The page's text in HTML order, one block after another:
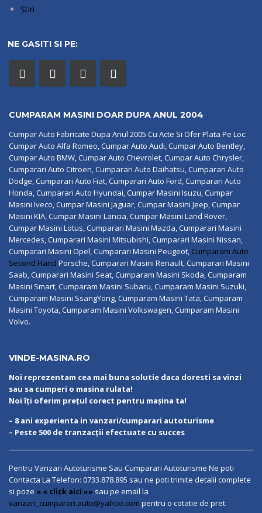
Stiri
NE GASITI SI PE:
CUMPARAM MASINI DOAR DUPA ANUL 2004
Cumpar Auto Fabricate Dupa Anul 2005 Cu Acte Si Ofer Plata Pe Loc:
Cumpar Auto Alfa Romeo, Cumpar Auto Audi, Cumpar Auto Bentley,
Cumpar Auto BMW, Cumpar Auto Chevrolet, Cumpar Auto Chrysler,
Cumparari Auto Citroen, Cumparari Auto Daihatsu, Cumparari Auto
Dodge, Cumparari Auto Fiat, Cumparari Auto Ford, Cumparari Auto
Honda, Cumparari Auto Hyundai, Cumpar Masini Isuzu, Cumpar
Masini Iveco, Cumpar Masini Jaguar, Cumpar Masini Jeep, Cumpar
Masini KIA, Cumpar Masini Lancia, Cumpar Masini Land Rover,
Cumpar Masini Lotus, Cumparari Masini Mazda, Cumparari Masini
Mercedes, Cumparari Masini Mitsubishi, Cumparari Masini Nissan,
Cumparari Masini Opel, Cumparari Masini Peugeot, Cumparam Auto
Second Hand Porsche, Cumparari Masini Renault, Cumparari Masini
Saab, Cumparari Masini Seat, Cumparam Masini Skoda, Cumparam
Masini Smart, Cumparam Masini Subaru, Cumparam Masini Suzuki,
Cumparam Masini SsangYong, Cumparam Masini Tata, Cumparam
Masini Toyota, Cumparam Masini Volkswagen, Cumparam Masini
Volvo.
VINDE-MASINA.RO
Noi reprezentam cea mai buna solutie daca doresti sa vinzi
sau sa cumperi o masina rulata!
Noi îți oferim prețul corect pentru mașina ta!
– 8 ani experienta in vanzari/cumparari autoturisme
– Peste 500 de tranzacții efectuate cu succes
Pentru Vanzari Autoturisme Sau Cumparari Autoturisme Ne poti
Contacta La Telefon: 0733.878.895 sau ne poti trimite detalii complete
si poze « « click aici »» sau pe email la
vanzari_cumparari.auto@yahoo.com pentru o cotatie de pret.